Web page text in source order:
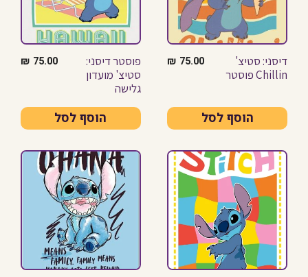
דיסני: סטיצ'
Chillin פוסטר
75.00
₪
הוסף לסל
פוסטר דיסני:
סטיצ' מועדון
גלישה
75.00
₪
הוסף לסל